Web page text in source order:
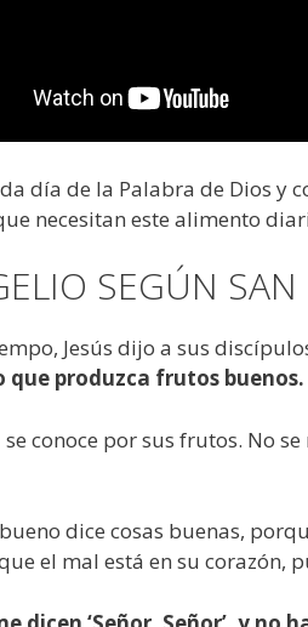
día de la Palabra de Dios y
necesitan este alimento
SEGÚN
Jesús dijo a sus
que produzca frutos buenos.
conoce por sus frutos. No
dice cosas buenas,
el mal está en su corazón,